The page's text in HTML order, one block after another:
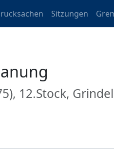
Sitzungen
12.Stock,